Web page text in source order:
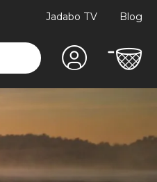
Jadabo TV Blog